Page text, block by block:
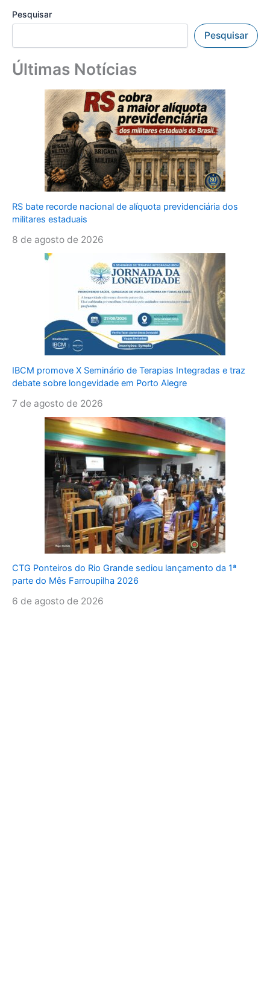
Pesquisar
Pesquisar
Últimas Notícias
RS bate recorde nacional de alíquota previdenciária dos
militares estaduais
8 de agosto de 2026
IBCM promove X Seminário de Terapias Integradas e traz
debate sobre longevidade em Porto Alegre
7 de agosto de 2026
CTG Ponteiros do Rio Grande sediou lançamento da 1ª
parte do Mês Farroupilha 2026
6 de agosto de 2026